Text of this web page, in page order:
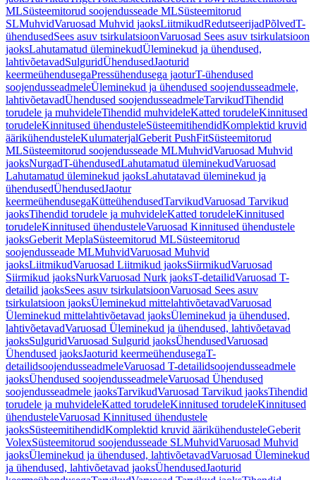
MLSüsteemitorud soojendusseade MLSüsteemitorud
SLMuhvidVaruosad Muhvid jaoksLiitmikudRedutseerijadPõlvedT-
ühendusedSees asuv tsirkulatsioonVaruosad Sees asuv tsirkulatsioon
jaoksLahutamatud üleminekudÜleminekud ja ühendused,
lahtivõetavadSulguridÜhendusedJaoturid
keermeühendusegaPressühendusega jaoturT-ühendused
soojendusseadmeleÜleminekud ja ühendused soojendusseadmele,
lahtivõetavadÜhendused soojendusseadmeleTarvikudTihendid
torudele ja muhvideleTihendid muhvideleKatted torudeleKinnitused
torudeleKinnitused ühendusteleSüsteemitihendidKomplektid kruvid
äärikühendusteleKulumaterjalGeberit PushFitSüsteemitorud
MLSüsteemitorud soojendusseade MLMuhvidVaruosad Muhvid
jaoksNurgadT-ühendusedLahutamatud üleminekudVaruosad
Lahutamatud üleminekud jaoksLahutatavad üleminekud ja
ühendusedÜhendusedJaotur
keermeühendusegaKütteühendusedTarvikudVaruosad Tarvikud
jaoksTihendid torudele ja muhvideleKatted torudeleKinnitused
torudeleKinnitused ühendusteleVaruosad Kinnitused ühendustele
jaoksGeberit MeplaSüsteemitorud MLSüsteemitorud
soojendusseade MLMuhvidVaruosad Muhvid
jaoksLiitmikudVaruosad Liitmikud jaoksSiirmikudVaruosad
Siirmikud jaoksNurkVaruosad Nurk jaoksT-detailidVaruosad T-
detailid jaoksSees asuv tsirkulatsioonVaruosad Sees asuv
tsirkulatsioon jaoksÜleminekud mittelahtivõetavadVaruosad
Üleminekud mittelahtivõetavad jaoksÜleminekud ja ühendused,
lahtivõetavadVaruosad Üleminekud ja ühendused, lahtivõetavad
jaoksSulguridVaruosad Sulgurid jaoksÜhendusedVaruosad
Ühendused jaoksJaoturid keermeühendusegaT-
detailidsoojendusseadmeleVaruosad T-detailidsoojendusseadmele
jaoksÜhendused soojendusseadmeleVaruosad Ühendused
soojendusseadmele jaoksTarvikudVaruosad Tarvikud jaoksTihendid
torudele ja muhvideleKatted torudeleKinnitused torudeleKinnitused
ühendusteleVaruosad Kinnitused ühendustele
jaoksSüsteemitihendidKomplektid kruvid äärikühendusteleGeberit
VolexSüsteemitorud soojendusseade SLMuhvidVaruosad Muhvid
jaoksÜleminekud ja ühendused, lahtivõetavadVaruosad Üleminekud
ja ühendused, lahtivõetavad jaoksÜhendusedJaoturid